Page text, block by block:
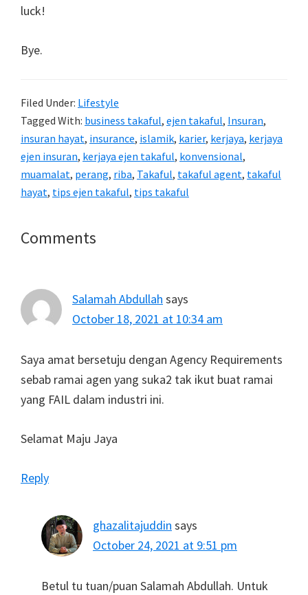
luck!
Bye.
Filed Under: Lifestyle
Tagged With: business takaful, ejen takaful, Insuran,
insuran hayat, insurance, islamik, karier, kerjaya, kerjaya
ejen insuran, kerjaya ejen takaful, konvensional,
muamalat, perang, riba, Takaful, takaful agent, takaful
hayat, tips ejen takaful, tips takaful
Reader
Comments
Salamah Abdullah says
October 18, 2021 at 10:34 am
Saya amat bersetuju dengan Agency Requirements
sebab ramai agen yang suka2 tak ikut buat ramai
yang FAIL dalam industri ini.
Selamat Maju Jaya
Reply
ghazalitajuddin says
October 24, 2021 at 9:51 pm
Betul tu tuan/puan Salamah Abdullah. Untuk